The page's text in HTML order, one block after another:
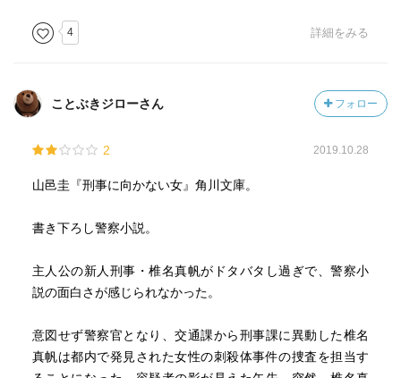
4 詳細をみる
ことぶきジローさん フォロー
2 2019.10.28
山邑圭『刑事に向かない女』角川文庫。
書き下ろし警察小説。
主人公の新人刑事・椎名真帆がドタバタし過ぎで、警察小
説の面白さが感じられなかった。
意図せず警察官となり、交通課から刑事課に異動した椎名
真帆は都内で発見された女性の刺殺体事件の捜査を担当す